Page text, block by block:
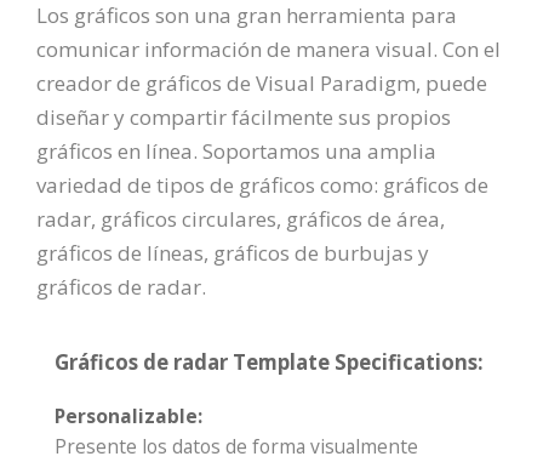
Los gráficos son una gran herramienta para
comunicar información de manera visual. Con el
creador de gráficos de Visual Paradigm, puede
diseñar y compartir fácilmente sus propios
gráficos en línea. Soportamos una amplia
variedad de tipos de gráficos como: gráficos de
radar, gráficos circulares, gráficos de área,
gráficos de líneas, gráficos de burbujas y
gráficos de radar.
Gráficos de radar Template Specifications:
Personalizable:
Presente los datos de forma visualmente